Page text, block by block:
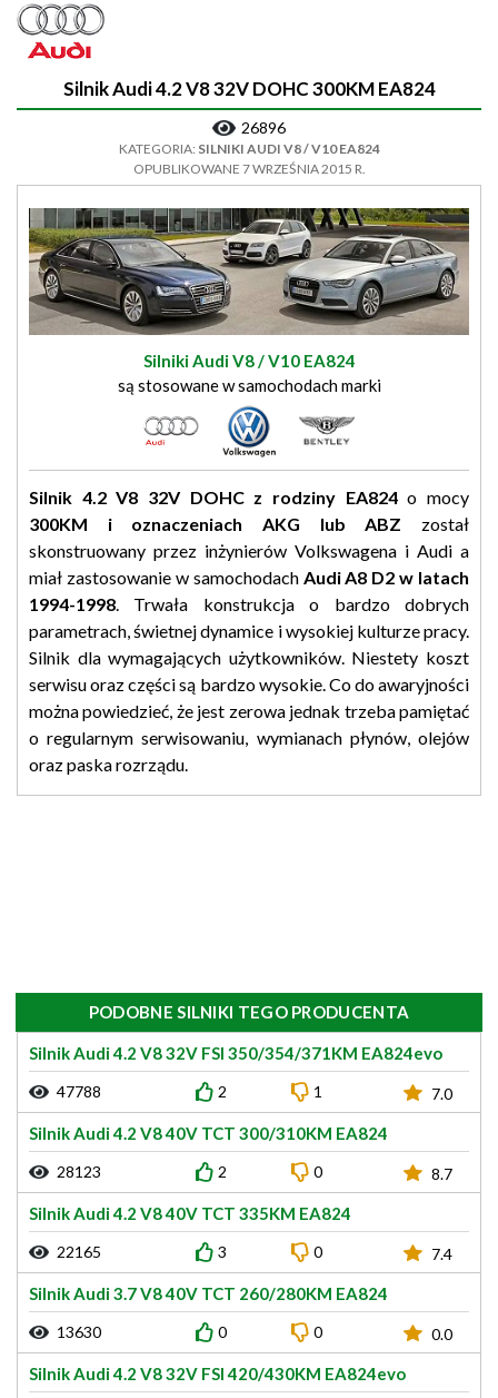
Silnik Audi 4.2 V8 32V DOHC 300KM EA824
26896
KATEGORIA: SILNIKI AUDI V8 / V10 EA824
OPUBLIKOWANE 7 WRZEŚNIA 2015 R.
Silniki Audi V8 / V10 EA824
są stosowane w samochodach marki
Silnik 4.2 V8 32V DOHC z rodziny EA824o mocy
300KM i oznaczeniach AKG lub ABZ został
skonstruowany przez inżynierów Volkswagena i Audi a
miał zastosowanie w samochodach Audi A8 D2 w latach
1994-1998. Trwała konstrukcja o bardzo dobrych
parametrach, świetnej dynamice i wysokiej kulturze pracy.
Silnik dla wymagających użytkowników. Niestety koszt
serwisu oraz części są bardzo wysokie. Co do awaryjności
można powiedzieć, że jest zerowa jednak trzeba pamiętać
o regularnym serwisowaniu, wymianach płynów, olejów
oraz paska rozrządu.
PODOBNE SILNIKI TEGO PRODUCENTA
Silnik Audi 4.2 V8 32V FSI 350/354/371KM EA824evo
47788 2 1 7.0
Silnik Audi 4.2 V8 40V TCT 300/310KM EA824
28123 2 0 8.7
Silnik Audi 4.2 V8 40V TCT 335KM EA824
22165 3 0 7.4
Silnik Audi 3.7 V8 40V TCT 260/280KM EA824
13630 0 0 0.0
Silnik Audi 4.2 V8 32V FSI 420/430KM EA824evo